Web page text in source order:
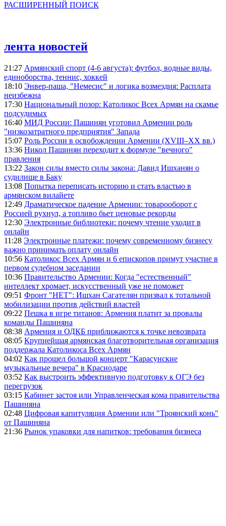
РАСШИРЕННЫЙ ПОИСК
лента новостей
21:27 Армянский спорт (4-6 августа): футбол, водные виды,
единоборства, теннис, хоккей
18:10 Энвер-паша, "Немесис" и логика возмездия: Расплата
неизбежна
17:30 Национальный позор: Католикос Всех Армян на скамье
подсудимых
16:40 МИД России: Пашинян уготовил Армении роль
"низкозатратного предприятия" Запада
15:07 Роль России в освобождении Армении (XVIII–XX вв.)
13:36 Никол Пашинян переходит к формуле "вечного"
правления
13:22 Закон силы вместо силы закона: Давид Ишханян о
судилище в Баку
13:08 Попытка переписать историю и стать властью в
армянском вилайете
12:49 Драматическое падение Армении: товарооборот с
Россией рухнул, а топливо бьет ценовые рекорды
12:30 Электронные библиотеки: почему чтение уходит в
онлайн
11:28 Электронные платежи: почему современному бизнесу
важно принимать оплату онлайн
10:56 Католикос Всех Армян и 6 епископов примут участие в
первом судебном заседании
10:36 Правительство Армении: Когда "естественный"
интеллект хромает, искусственный уже не поможет
09:51 Фронт "НЕТ": Ишхан Сагателян призвал к тотальной
мобилизации против действий властей
09:22 Пешка в игре титанов: Армения платит за провалы
команды Пашиняна
08:38 Армения и ОДКБ приближаются к точке невозврата
08:05 Крупнейшая армянская благотворительная организация
поддержала Католикоса Всех Армян
04:02 Как прошел большой концерт "Карасунские
музыкальные вечера" в Краснодаре
03:52 Как выстроить эффективную подготовку к ОГЭ без
перегрузок
03:15 Кабинет застоя или Управленческая кома правительства
Пашиняна
02:48 Цифровая капитуляция Армении или "Троянский конь"
от Пашиняна
21:36 Рынок упаковки для напитков: требования бизнеса